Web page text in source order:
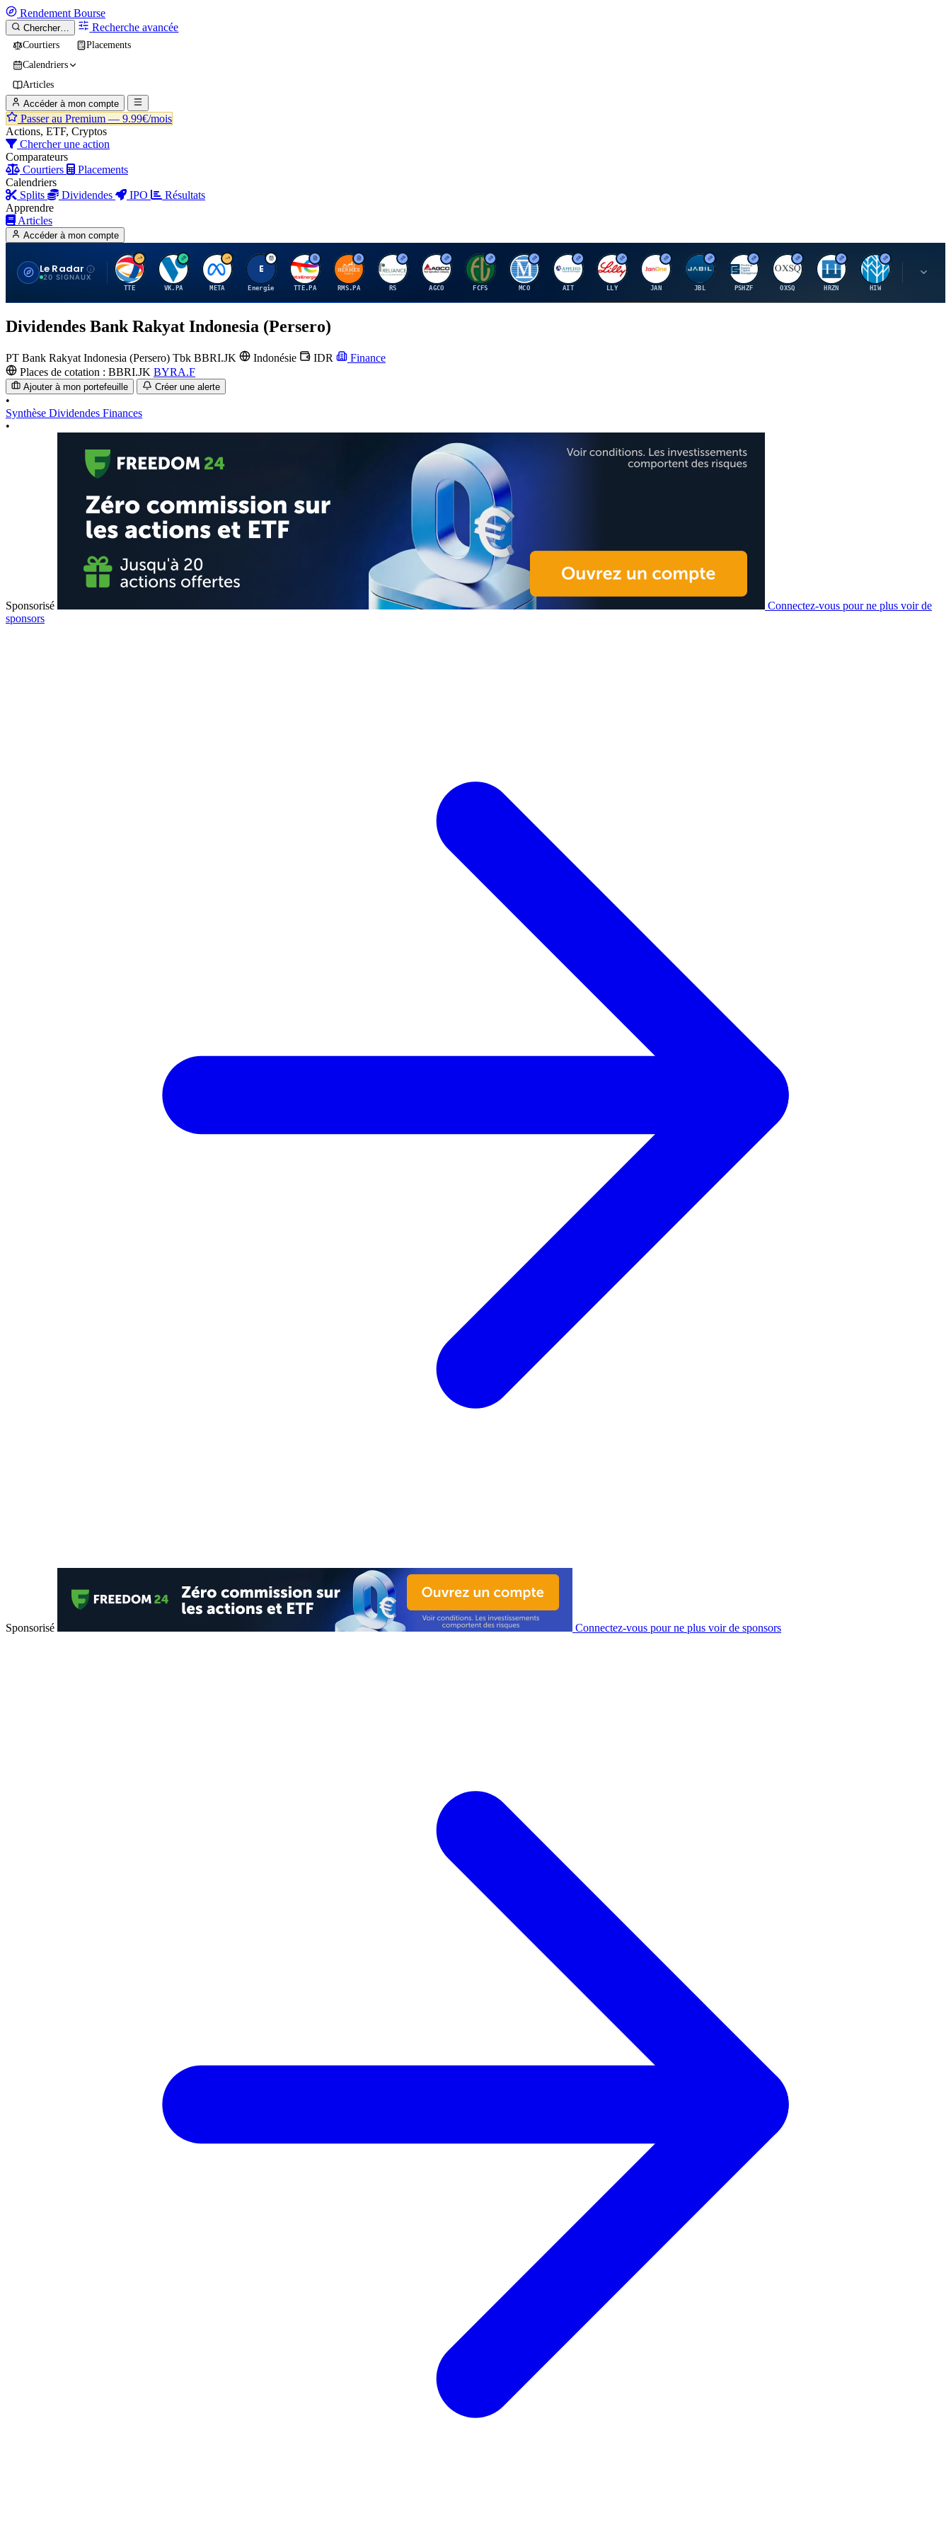
Rendement Bourse
Chercher… Recherche avancée
Courtiers
Placements
Calendriers
Articles
Accéder à mon compte
Passer au Premium — 9.99€/mois
Actions, ETF, Cryptos
Chercher une action
Comparateurs
Courtiers
Placements
Calendriers
Splits
Dividendes IPO
Résultats
Apprendre
Articles
Accéder à mon compte
Le Radar
20 SIGNAUX
T
TTE
V
VK.PA
M
META
E
Energie
T
TTE.PA
H
RMS.PA
R
RS
A
AGCO
F
FCFS
M
MCO
A
AIT
E
LLY
J
JAN
J
JBL
P
PSHZF
O
OXSQ
H
HRZN
H
HIW
U
Dividendes Bank Rakyat Indonesia (Persero)
PT Bank Rakyat Indonesia (Persero) Tbk BBRI.JK Indonésie IDR
Finance
Places de cotation : BBRI.JK BYRA.F
Ajouter à mon portefeuille Créer une alerte
•
Synthèse Dividendes Finances
•
Sponsorisé
Connectez-vous pour ne plus voir de
sponsors
Sponsorisé Connectez-vous pour ne plus voir de sponsors